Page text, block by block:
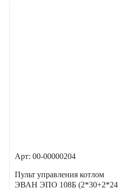
Арт: 00-00000204
Пульт управления котлом
ЭВАН ЭПО 108Б (2*30+2*24